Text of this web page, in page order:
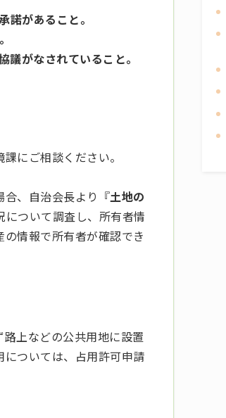
があること。
がなされていること。
にご相談ください。
合、自治会長より『土地の
について調査し、所有者情
情報で所有者が確認でき
上などの公共用地に設置
ついては、占用許可申請